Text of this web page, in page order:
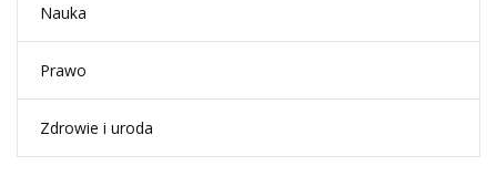
Nauka
Prawo
Zdrowie i uroda